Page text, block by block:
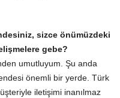
sizce önümüzdeki
gebe?
umutluyum. Şu anda
önemli bir yerde. Türk
iletişimi inanılmaz